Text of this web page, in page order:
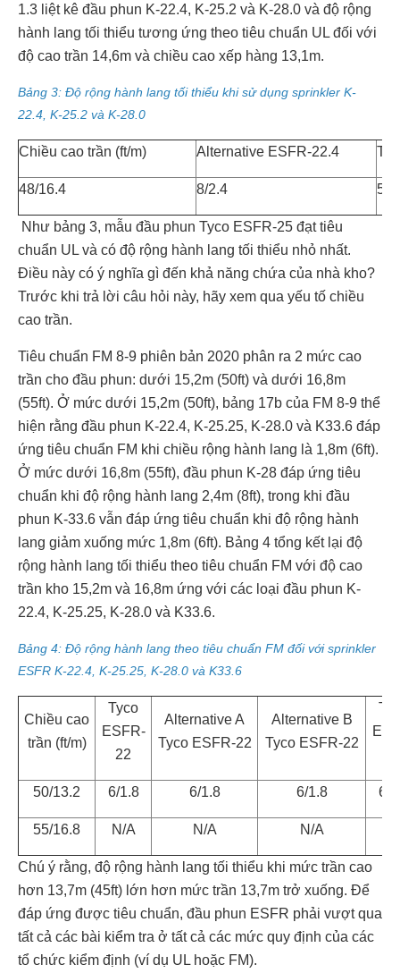
1.3 liệt kê đầu phun K-22.4, K-25.2 và K-28.0 và độ rộng
hành lang tối thiểu tương ứng theo tiêu chuẩn UL đối với
độ cao trần 14,6m và chiều cao xếp hàng 13,1m.
Bảng 3: Độ rộng hành lang tối thiểu khi sử dụng sprinkler K-
22.4, K-25.2 và K-28.0
Chiều cao trần (ft/m) Alternative ESFR-22.4
48/16.4 8/2.4 5/
Như bảng 3, mẫu đầu phun Tyco ESFR-25 đạt tiêu
chuẩn UL và có độ rộng hành lang tối thiểu nhỏ nhất.
Điều này có ý nghĩa gì đến khả năng chứa của nhà kho?
Trước khi trả lời câu hỏi này, hãy xem qua yếu tố chiều
cao trần.
Tiêu chuẩn FM 8-9 phiên bản 2020 phân ra 2 mức cao
trần cho đầu phun: dưới 15,2m (50ft) và dưới 16,8m
(55ft). Ở mức dưới 15,2m (50ft), bảng 17b của FM 8-9 thể
hiện rằng đầu phun K-22.4, K-25.25, K-28.0 và K33.6 đáp
ứng tiêu chuẩn FM khi chiều rộng hành lang là 1,8m (6ft).
Ở mức dưới 16,8m (55ft), đầu phun K-28 đáp ứng tiêu
chuẩn khi độ rộng hành lang 2,4m (8ft), trong khi đầu
phun K-33.6 vẫn đáp ứng tiêu chuẩn khi độ rộng hành
lang giảm xuống mức 1,8m (6ft). Bảng 4 tổng kết lại độ
rộng hành lang tối thiểu theo tiêu chuẩn FM với độ cao
trần kho 15,2m và 16,8m ứng với các loại đầu phun K-
22.4, K-25.25, K-28.0 và K33.6.
Bảng 4: Độ rộng hành lang theo tiêu chuẩn FM đối với sprinkler
ESFR K-22.4, K-25.25, K-28.0 và K33.6
Chiều cao
trần (ft/m)
Tyco
ESFR-
22
Alternative A
Tyco ESFR-22
Alternative B
Tyco ESFR-22
50/13.2 6/1.8 6/1.8 6/1.8 6/
55/16.8 N/A N/A N/A
Chú ý rằng, độ rộng hành lang tối thiểu khi mức trần cao
hơn 13,7m (45ft) lớn hơn mức trần 13,7m trở xuống. Để
đáp ứng được tiêu chuẩn, đầu phun ESFR phải vượt qua
tất cả các bài kiểm tra ở tất cả các mức quy định của các
tổ chức kiểm định (ví dụ UL hoặc FM).